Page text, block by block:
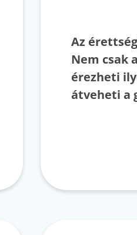
Az
Nem csak
érezheti
átveheti a